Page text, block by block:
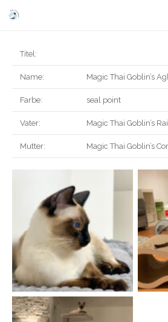
Titel:
Name: Magic Thai Goblin’s
Farbe: seal point
Vater: Magic Thai Goblin’s
Mutter: Magic Thai Goblin’s